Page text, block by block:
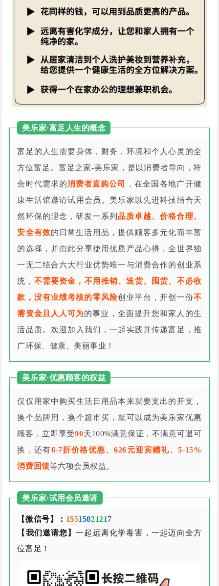
美乐家·富足人生的概念
富足的人生需要身体，财务，环境和个人心灵的全
方位富足。富足之家-美乐家，是以消费者导向，符
合时代需求的消费者直购公司
，在全国各地广开健
康生活馆邀请试用会员。美乐家以先进科技结合天
然环保的理念，研发一系列 品质卓越、价格合理、
安全有效的日常生活用品，提供顾客多元化而丰富
的选择，并由此分享使用优质产品心得，全世界独
一无二结合六大行业优势唯一与消费合作的创业系
统， 不需要资金，不用推销、送货、囤货、不必收
款，没有业绩考核的零风险创业平台，开创一份不
需资金且人人可为的事业，全面提升您和家人的生
活品质。欢迎加入我们，一起实践并传递富足，推
广环保、健康、美丽事业！
美乐家·优惠顾客的权益
仅仅用家中购买生活日用品本来就要支出的开支，
换个品牌用，换个超市买，就可以成为美乐家优惠
顾客，立即享受90天100%满意保证，不满意可退可
换，还有6-7折价格优惠、626元迎宾赠礼、5-15%
消费回馈等六项会员权益。
美乐家·试用会员邀请
【微信号】： 15515821217
【我们邀请您】一起远离化学毒害，一起迈向全方
位富足！